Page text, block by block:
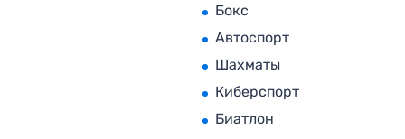
Бокс
Автоспорт
Шахматы
Киберспорт
Биатлон